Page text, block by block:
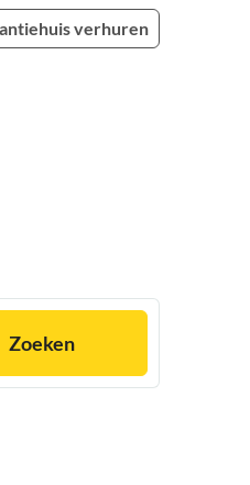
verhuren
Zoeken